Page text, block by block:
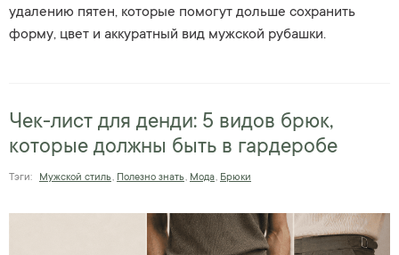
удалению пятен, которые помогут дольше сохранить
форму, цвет и аккуратный вид мужской рубашки.
Чек-лист для денди: 5 видов брюк,
которые должны быть в гардеробе
Тэги: Мужской стиль, Полезно знать, Мода, Брюки